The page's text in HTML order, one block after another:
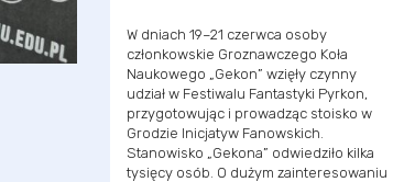
W dniach 19–21 czerwca osoby
członkowskie Groznawczego Koła
Naukowego „Gekon” wzięły czynny
udział w Festiwalu Fantastyki Pyrkon,
przygotowując i prowadząc stoisko w
Grodzie Inicjatyw Fanowskich.
Stanowisko „Gekona” odwiedziło kilka
tysięcy osób. O dużym zainteresowaniu